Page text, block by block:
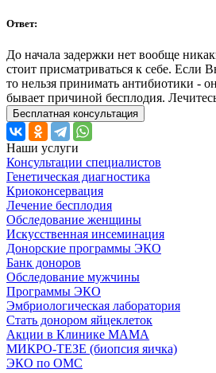
Ответ:
До начала задержки нет вообще
стоит присматриваться к себе. Если
то нельзя принимать антибиотики -
бывает причиной бесплодия.
Бесплатная консультация
Наши услуги
Консультации специалистов
Генетическая диагностика
Криоконсервация
Лечение бесплодия
Обследование женщины
Искусственная инсеминация
Донорские программы ЭКО
Банк доноров
Обследование мужчины
Программы ЭКО
Эмбриологическая лаборатория
Стать донором яйцеклеток
Акции в Клинике МАМА
МИКРО-ТЕЗЕ (биопсия яичка)
ЭКО по ОМС